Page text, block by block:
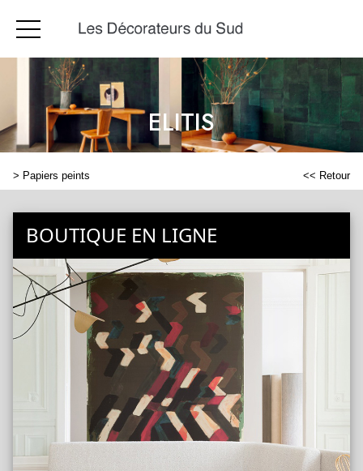
ELITIS
> Papiers peints << Retour
BOUTIQUE EN LIGNE